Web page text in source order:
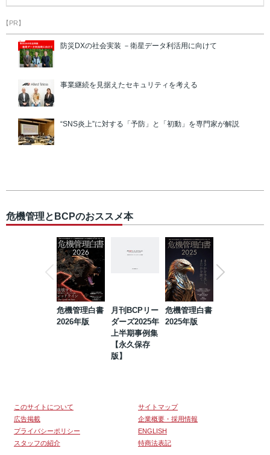
【PR】
防災DXの社会実装 －衛星データ利活用に向けて
事業継続を見据えたセキュリティを考える
“SNS炎上”に対する「予防」と「初動」を専門家が解説
危機管理とBCPのおススメ本
危機管理白書
2026年版
月刊BCPリー
ダーズ2025年
上半期事例集
【永久保存
版】
危機管理白書
2025年版
このサイトについて
サイトマップ
広告掲載
企業概要・採用情報
プライバシーポリシー
ENGLISH
スタッフの紹介
特商法表記